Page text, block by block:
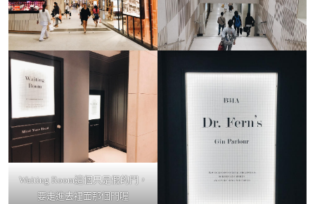
Waiting Room這個只是假的門，
要走進去裡面那個門喔